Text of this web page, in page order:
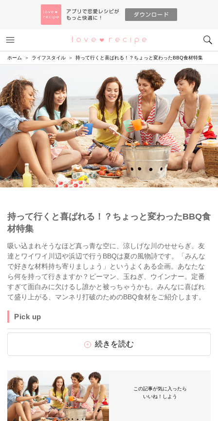
恋愛レシピ
ホーム ライフスタイル 持って行くと喜ばれる！？ちょっと変わったBBQ食材特集
持って行くと喜ばれる！？ちょっと変わったBBQ食
材特集
吸い込まれそうなほど真っ青な空に、涼しげな川のせせらぎ。友
達とワイワイ川辺や浜辺で行うBBQは夏の風物詩です。「みんな
で好きな材料持ち寄りましょう」というよくある企画。あなたな
ら何を持って行きますか？ピーマン、玉ねぎ、ウインナー。定番
すぎて面白みに欠けるし誰かと被っちゃうかも。みんなに喜ばれ
て盛り上がる、マンネリ打破のためのBBQ食材をご紹介します。
Pick up
続きを読む
この記事が気に入ったら
いいね！しよう